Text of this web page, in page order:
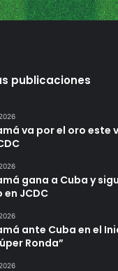
publicaciones
va por el oro este
gana a Cuba y
en JCDC
ante Cuba en el
Ronda”